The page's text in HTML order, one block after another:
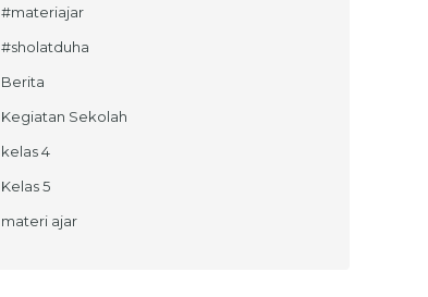
#materiajar
#sholatduha
Berita
Kegiatan Sekolah
kelas 4
Kelas 5
materi ajar